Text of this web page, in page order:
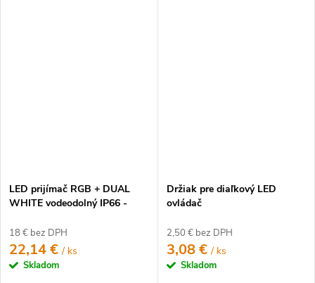
LED prijímač RGB + DUAL
WHITE vodeodolný IP66 -
18 € bez DPH
22,14 €/ ks
Skladom
Držiak pre diaľkový LED
ovládač
2,50 € bez DPH
3,08 €/ ks
Skladom